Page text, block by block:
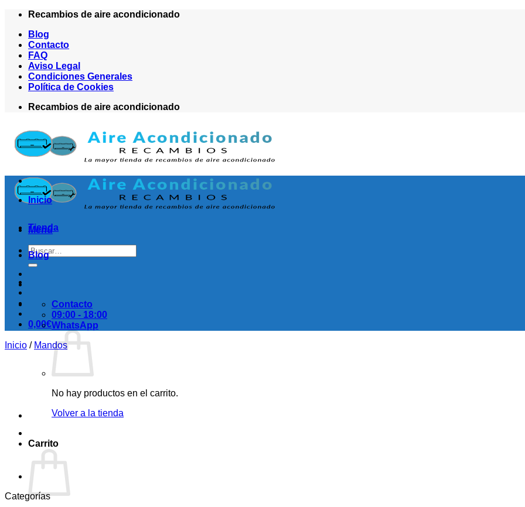
Saltar
contenido
Recambios de aire acondicionado
Blog
Contacto
FAQ
Aviso Legal
Condiciones Generales
Política de Cookies
Recambios de aire acondicionado
Menú
Buscar
por:
0,00€
No hay productos en el carrito.
Volver a la tienda
Carrito
Inicio
Tienda
Blog
Contacto
09:00 - 18:00
WhatsApp
Inicio / Mandos
Categorías